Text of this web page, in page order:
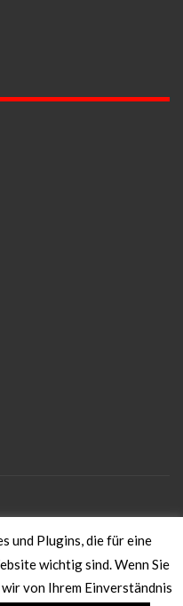
und Plugins, die für eine
wichtig sind. Wenn Sie
von Ihrem Einverständnis